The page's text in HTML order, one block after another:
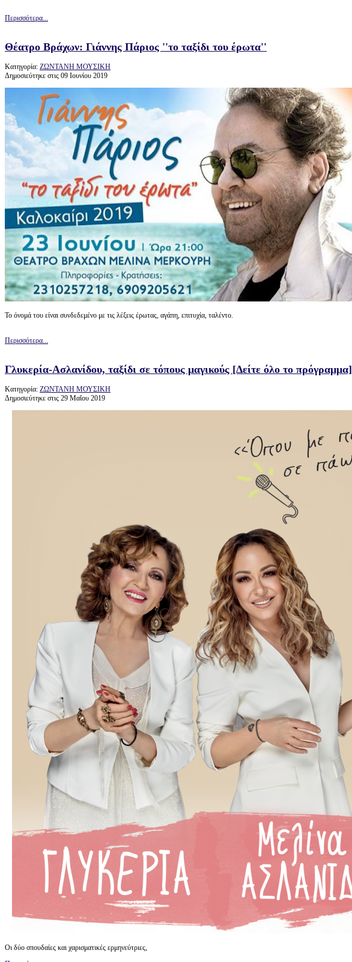
Περισσότερα...
Θέατρο Βράχων: Γιάννης Πάριος ''το ταξίδι του έρωτα''
Κατηγορία: ΖΩΝΤΑΝΗ ΜΟΥΣΙΚΗ
Δημοσιεύτηκε στις 09 Ιουνίου 2019
Το όνομά του είναι συνδεδεμένο με τις λέξεις έρωτας, αγάπη, επιτυχία, ταλέντο.
Περισσότερα...
Γλυκερία-Ασλανίδου, ταξίδι σε τόπους μαγικούς [Δείτε όλο το πρόγραμμα]
Κατηγορία: ΖΩΝΤΑΝΗ ΜΟΥΣΙΚΗ
Δημοσιεύτηκε στις 29 Μαΐου 2019
Οι δύο σπουδαίες και χαρισματικές ερμηνεύτριες,